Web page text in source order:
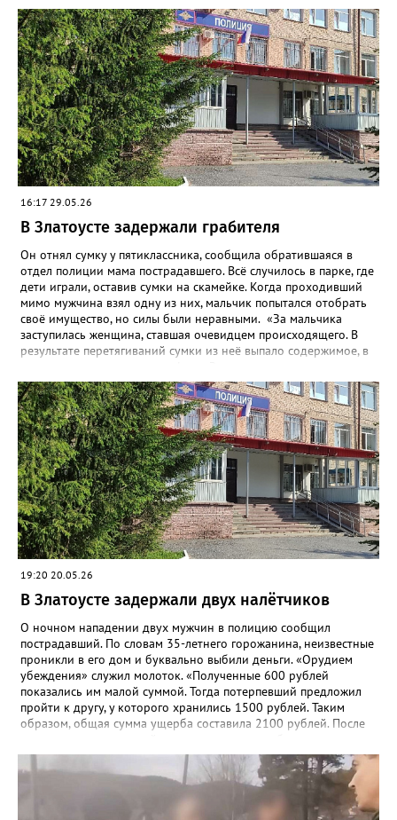
определили круг подозреваемых и приняли меры к их
розыску», - сообщили в златоустовском ОМВД. Вскоре
оперативники задержали двух мужчин 21 и 23 лет. Не
работающие, ранее судимые за преступления имущественного
характера граждане признались: колонку успели продать, а
деньги – потратить. Подозреваемых отправили под стражу, а
колонку разыскали, изъяли и после завершения всех
следственных мероприятий вернут законной владелице.
16:17 29.05.26
В Златоусте задержали грабителя
Он отнял сумку у пятиклассника, сообщила обратившаяся в
отдел полиции мама пострадавшего. Всё случилось в парке, где
дети играли, оставив сумки на скамейке. Когда проходивший
мимо мужчина взял одну из них, мальчик попытался отобрать
своё имущество, но силы были неравными. «За мальчика
заступилась женщина, ставшая очевидцем происходящего. В
результате перетягиваний сумки из неё выпало содержимое, в
один из них, но грабитель отобрал у неё аппарат, поднял
второй и убежал. Впоследствии от сумки он избавился, а
сотовые присвоил», - рассказали в златоустовском ОМВД.
Подозреваемого сотрудники уголовного розыска задержали
по горячим следам. Ранее судимый, без определённого места
жительства и нигде не работающий 43-летний гражданин
водворён в изолятор временного содержания. Уголовное дело
возбуждено по статье «Грабёж, совершённый с применением
насилия, не опасного для жизни или здоровья».
19:20 20.05.26
В Златоусте задержали двух налётчиков
О ночном нападении двух мужчин в полицию сообщил
пострадавший. По словам 35-летнего горожанина, неизвестные
проникли в его дом и буквально выбили деньги. «Орудием
убеждения» служил молоток. «Полученные 600 рублей
показались им малой суммой. Тогда потерпевший предложил
пройти к другу, у которого хранились 1500 рублей. Таким
образом, общая сумма ущерба составила 2100 рублей. После
рассказали в златоустовском ОМВД. 19 мая сотрудники отдела
уголовного розыска задержали подозреваемых –
неработающих ранее судимых 32-летних мужчин. Уголовное
дело возбуждено по статье «Разбой».